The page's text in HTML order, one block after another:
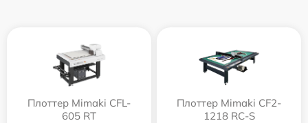
Плоттер Mimaki CFL-
605 RT
Плоттер Mimaki CF2-
1218 RC-S